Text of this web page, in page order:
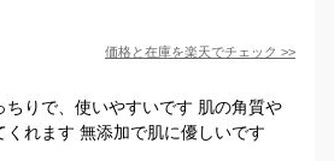
価格と在庫を楽天でチェック >>
ちりで、使いやすいです 肌の角質や
れます 無添加で肌に優しいです